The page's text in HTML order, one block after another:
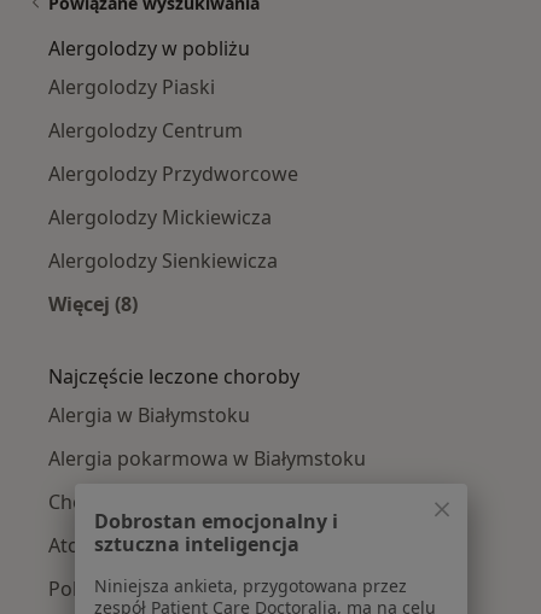
Alergolodzy w pobliżu
Alergolodzy Piaski
Alergolodzy Centrum
Alergolodzy Przydworcowe
Alergolodzy Mickiewicza
Alergolodzy Sienkiewicza
Więcej (8)
Najczęście leczone choroby
Alergia w Białymstoku
Alergia pokarmowa w Białymstoku
Choroby układu oddechowego w Białymstoku
Atopowe zapalenie skóry w Białymstoku
Pokrzywka w Białymstoku
Dobrostan emocjonalny i
sztuczna inteligencja
Niniejsza ankieta, przygotowana przez
zespół Patient Care Doctoralia, ma na celu